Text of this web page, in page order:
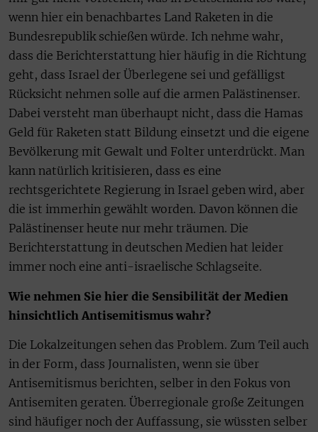
wenn hier ein benachbartes Land Raketen in die
Bundesrepublik schießen würde. Ich nehme wahr,
dass die Berichterstattung hier häufig in die Richtung
geht, dass Israel der Überlegene sei und gefälligst
Rücksicht nehmen solle auf die armen Palästinenser.
Dabei versteht man überhaupt nicht, dass die Hamas
Geld für Raketen statt Bildung einsetzt und die eigene
Bevölkerung mit Gewalt und Folter unterdrückt. Man
kann natürlich kritisieren, dass es eine
rechtsgerichtete Regierung in Israel geben wird, aber
die ist immerhin gewählt worden. Davon können die
Palästinenser heute nur mehr träumen. Die
Berichterstattung in deutschen Medien hat leider
immer noch eine anti-israelische Schlagseite.
Wie nehmen Sie hier die Sensibilität der Medien
hinsichtlich Antisemitismus wahr?
Die Lokalzeitungen sehen das Problem. Zum Teil auch
in der Form, dass Journalisten, wenn sie über
Antisemitismus berichten, selber in den Fokus von
Antisemiten geraten. Überregionale große Zeitungen
sind häufiger noch der Auffassung, sie wüssten selber